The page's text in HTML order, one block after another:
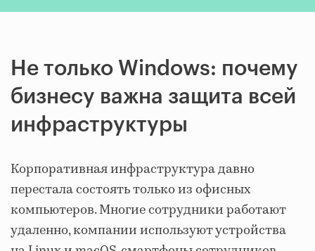
Не только Windows: почему
бизнесу важна защита всей
инфраструктуры
Корпоративная инфраструктура давно
перестала состоять только из офисных
компьютеров. Многие сотрудники работают
удаленно, компании используют устройства